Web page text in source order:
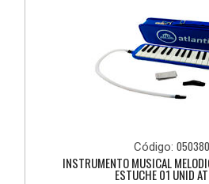
Código:
INSTRUMENTO MUSICAL
ESTUCHE 01